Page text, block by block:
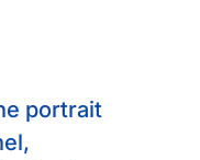
portrait